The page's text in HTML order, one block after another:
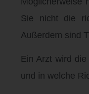
Sie nicht die
Außerdem sind
Ein Arzt wird
und in welche